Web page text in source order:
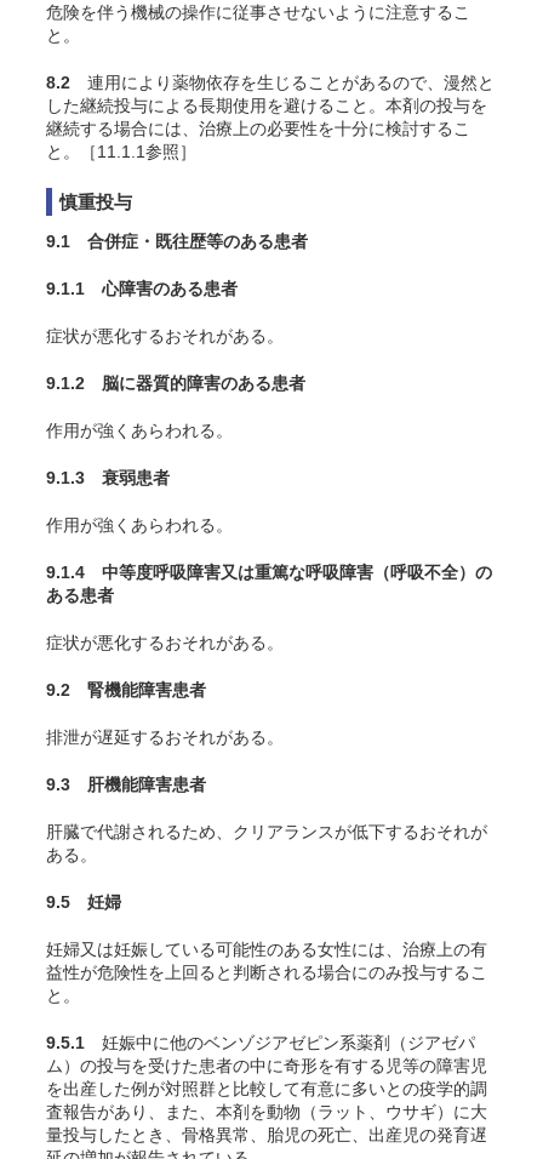
危険を伴う機械の操作に従事させないように注意するこ
と。
8.2 連用により薬物依存を生じることがあるので、漫然と
した継続投与による長期使用を避けること。本剤の投与を
継続する場合には、治療上の必要性を十分に検討するこ
と。［11.1.1参照］
慎重投与
9.1 合併症・既往歴等のある患者
9.1.1 心障害のある患者
症状が悪化するおそれがある。
9.1.2 脳に器質的障害のある患者
作用が強くあらわれる。
9.1.3 衰弱患者
作用が強くあらわれる。
9.1.4 中等度呼吸障害又は重篤な呼吸障害（呼吸不全）の
ある患者
症状が悪化するおそれがある。
9.2 腎機能障害患者
排泄が遅延するおそれがある。
9.3 肝機能障害患者
肝臓で代謝されるため、クリアランスが低下するおそれが
ある。
9.5 妊婦
妊婦又は妊娠している可能性のある女性には、治療上の有
益性が危険性を上回ると判断される場合にのみ投与するこ
と。
9.5.1 妊娠中に他のベンゾジアゼピン系薬剤（ジアゼパ
ム）の投与を受けた患者の中に奇形を有する児等の障害児
を出産した例が対照群と比較して有意に多いとの疫学的調
査報告があり、また、本剤を動物（ラット、ウサギ）に大
量投与したとき、骨格異常、胎児の死亡、出産児の発育遅